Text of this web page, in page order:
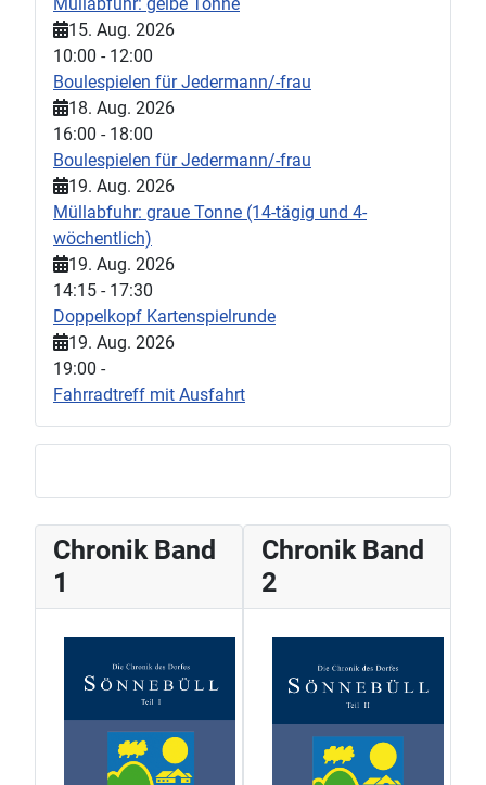
15. Aug. 2026
10:00 - 12:00
Boulespielen für Jedermann/-frau
18. Aug. 2026
16:00 - 18:00
Boulespielen für Jedermann/-frau
19. Aug. 2026
Müllabfuhr: graue Tonne (14-tägig und 4-
wöchentlich)
19. Aug. 2026
14:15 - 17:30
Doppelkopf Kartenspielrunde
19. Aug. 2026
19:00 -
Fahrradtreff mit Ausfahrt
Chronik Band
1
Chronik Band
2